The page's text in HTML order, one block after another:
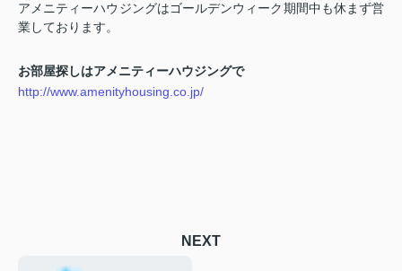
アメニティーハウジングはゴールデンウィーク期間中も休まず営
業しております。
お部屋探しはアメニティーハウジングで
http://www.amenityhousing.co.jp/
NEXT